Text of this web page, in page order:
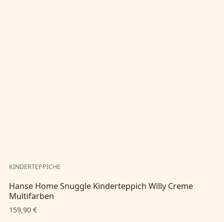
KINDERTEPPICHE
Hanse Home Snuggle Kinderteppich Willy Creme
Multifarben
159,90 €